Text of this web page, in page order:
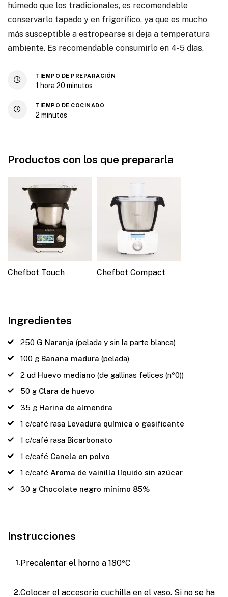
húmedo que los tradicionales, es recomendable
conservarlo tapado y en frigorífico, ya que es mucho
más susceptible a estropearse si deja a temperatura
ambiente. Es recomendable consumirlo en 4-5 días.
TIEMPO DE PREPARACIÓN
1 hora 20 minutos
TIEMPO DE COCINADO
2minutos
Productos con los que prepararla
Chefbot Touch Chefbot Compact
Ingredientes
250 G Naranja (pelada y sin la parte blanca)
100 g Banana madura (pelada)
2 ud Huevo mediano (de gallinas felices (nº0))
50 g Clara de huevo
35 g Harina de almendra
1 c/café rasa Levadura química o gasificante
1 c/café rasa Bicarbonato
1 c/café Canela en polvo
1 c/café Aroma de vainilla líquido sin azúcar
30 g Chocolate negro mínimo 85%
Instrucciones
Precalentar el horno a 180ºC
Colocar el accesorio cuchilla en el vaso. Si no se ha